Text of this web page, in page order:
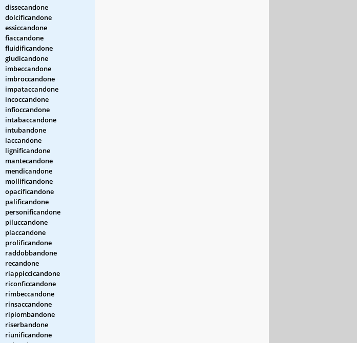
dissecandone
dolcificandone
essiccandone
fiaccandone
fluidificandone
giudicandone
imbeccandone
imbroccandone
impataccandone
incoccandone
infioccandone
intabaccandone
intubandone
laccandone
lignificandone
mantecandone
mendicandone
mollificandone
opacificandone
palificandone
personificandone
piluccandone
placcandone
prolificandone
raddobbandone
recandone
riappiccicandone
riconficcandone
rimbeccandone
rinsaccandone
ripiombandone
riserbandone
riunificandone